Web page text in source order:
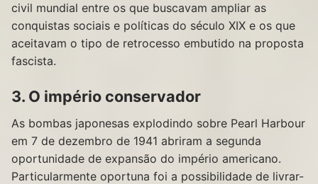
civil mundial entre os que buscavam ampliar as
conquistas sociais e políticas do século XIX e os que
aceitavam o tipo de retrocesso embutido na proposta
fascista.
3. O império conservador
As bombas japonesas explodindo sobre Pearl Harbour
em 7 de dezembro de 1941 abriram a segunda
oportunidade de expansão do império americano.
Particularmente oportuna foi a possibilidade de livrar-